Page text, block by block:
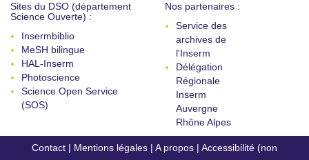
Sites du DSO (département
Science Ouverte) :
Insermbiblio
MeSH bilingue
HAL-Inserm
Photoscience
Science Open Service
(SOS)
Nos partenaires :
Service des
archives de
l'Inserm
Délégation
Régionale
Inserm
Auvergne
Rhône Alpes
Contact | Mentions légales | A propos | Accessibilité (non